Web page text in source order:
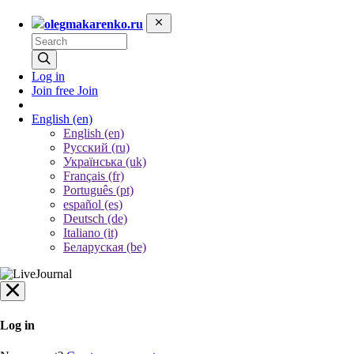
olegmakarenko.ru
Log in
Join free Join
English (en)
English (en)
Русский (ru)
Українська (uk)
Français (fr)
Português (pt)
español (es)
Deutsch (de)
Italiano (it)
Беларуская (be)
Log in